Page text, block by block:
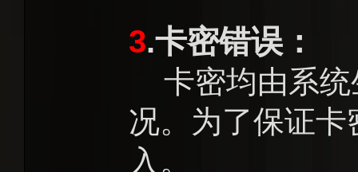
3.卡密错误：
卡密均由系统
况。为了保证
入。